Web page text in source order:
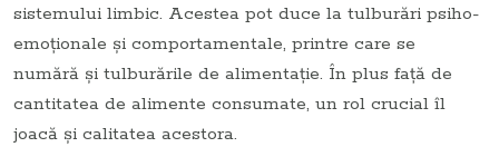
sistemului limbic. Acestea pot duce la tulburări psiho-
emoționale și comportamentale, printre care se
numără și tulburările de alimentație. În plus față de
cantitatea de alimente consumate, un rol crucial îl
joacă și calitatea acestora.